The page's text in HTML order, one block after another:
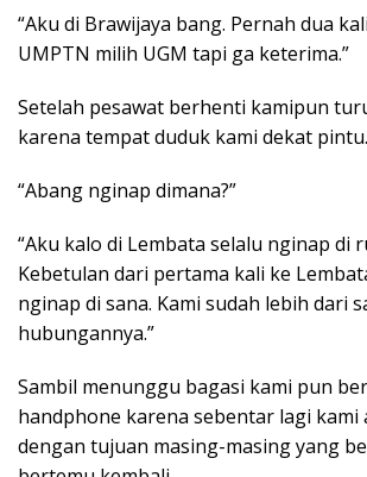
“Aku di Brawijaya bang. Pernah dua
UMPTN milih UGM tapi ga keterima.”
Setelah pesawat berhenti kamipun
karena tempat duduk kami dekat pintu.
“Abang nginap dimana?”
“Aku kalo di Lembata selalu nginap di
Kebetulan dari pertama kali ke
nginap di sana. Kami sudah lebih dari
hubungannya.”
Sambil menunggu bagasi kami pun
handphone karena sebentar lagi kami
dengan tujuan masing-masing yang